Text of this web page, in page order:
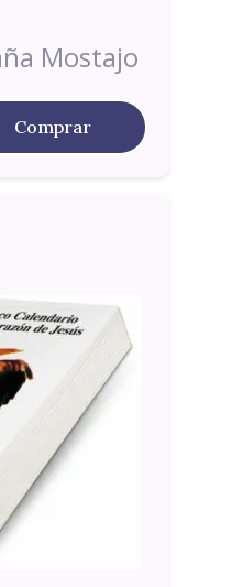
Mostajo
Comprar